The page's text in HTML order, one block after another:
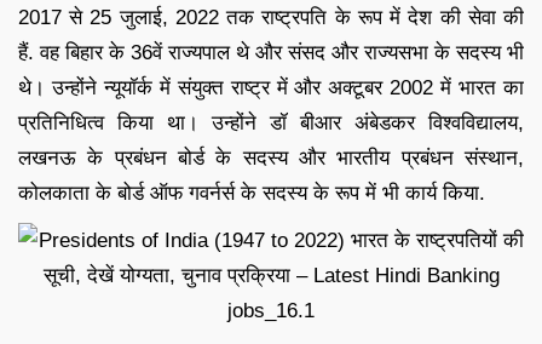
2017 से 25 जुलाई, 2022 तक राष्ट्रपति के रूप में देश की सेवा की
हैं. वह बिहार के 36वें राज्यपाल थे और संसद और राज्यसभा के सदस्य भी
थे। उन्होंने न्यूयॉर्क में संयुक्त राष्ट्र में और अक्टूबर 2002 में भारत का
प्रतिनिधित्व किया था। उन्होंने डॉ बीआर अंबेडकर विश्वविद्यालय,
लखनऊ के प्रबंधन बोर्ड के सदस्य और भारतीय प्रबंधन संस्थान,
कोलकाता के बोर्ड ऑफ गवर्नर्स के सदस्य के रूप में भी कार्य किया.